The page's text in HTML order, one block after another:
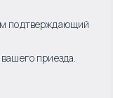
подтверждающий
приезда.